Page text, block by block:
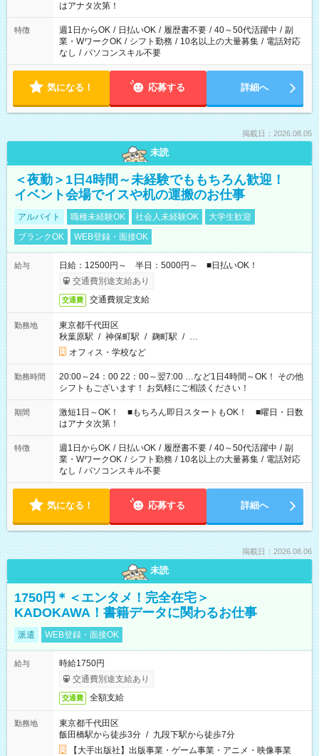
はアナタ次第！
特徴 週1日からOK / 日払いOK / 履歴書不要 / 40～50代活躍中 / 副
業・WワークOK / シフト勤務 / 10名以上の大量募集 / 電話対応
なし / パソコンスキル不要
気になる！ 応募する 詳細へ
掲載日：2026.08.05
未読
＜夜勤＞1日4時間～未経験でももちろん歓迎！
イベント会場でイスや机の運搬のお仕事
アルバイト 職種未経験OK 社会人未経験OK
大学生歓迎
ブランクOK
WEB登録・面接OK
給与
日給：12500円～ 半日：5000円～ ■日払いOK！
交通費別途支給あり
交通費 交通費規定支給
勤務地
東京都千代田区
秋葉原駅 / 神保町駅 / 麹町駅 / …
オフィス・学校など
勤務時間
20:00～24：00 22：00～翌7:00 …など1日4時間～OK！ その他
シフトもございます！ お気軽にご相談ください！
期間
激短1日～OK！ ■もちろん即日スタートもOK！ ■曜日・日数
はアナタ次第！
特徴 週1日からOK / 日払いOK / 履歴書不要 / 40～50代活躍中 / 副
業・WワークOK / シフト勤務 / 10名以上の大量募集 / 電話対応
なし / パソコンスキル不要
気になる！ 応募する 詳細へ
掲載日：2026.08.06
未読
1750円＊＜エンタメ！完全在宅＞
KADOKAWA！書籍データに関わるお仕事
派遣 WEB登録・面接OK
給与
時給1750円
交通費別途支給あり
交通費 全額支給
勤務地
東京都千代田区
飯田橋駅から徒歩3分 / 九段下駅から徒歩7分
【大手出版社】出版事業・ゲーム事業・アニメ・映像事業